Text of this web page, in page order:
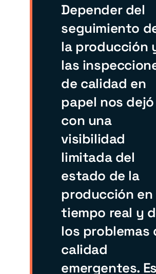
Depender del
seguimiento
la producción
las
de calidad en
papel nos dejó
con una
visibilidad
limitada del
estado de la
producción en
tiempo real y
los problemas
calidad
emergentes.